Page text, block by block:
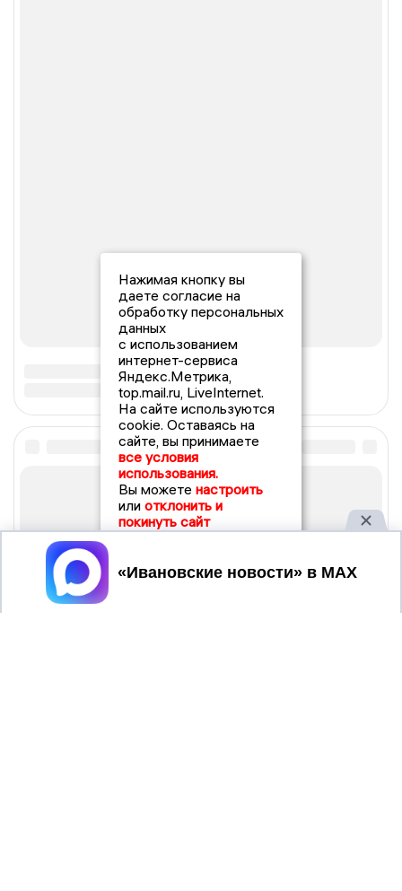
Нажимая кнопку вы
даете согласие на
обработку персональных
данных
с использованием
интернет-сервиса
Яндекс.Метрика,
top.mail.ru, LiveInternet.
На сайте используются
cookie. Оставаясь на
сайте, вы принимаете
все условия
использования.
Вы можете настроить
или отклонить и
покинуть сайт
Принять